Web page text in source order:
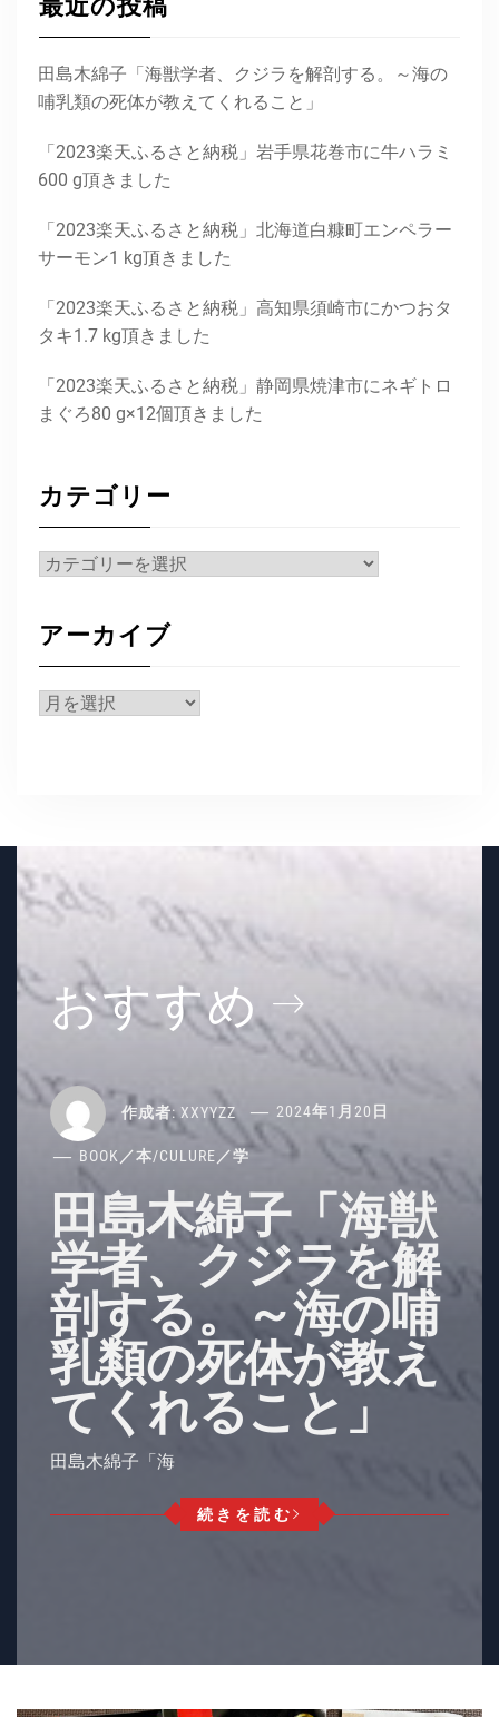
最近の投稿
田島木綿子「海獣学者、クジラを解剖する。～海の
哺乳類の死体が教えてくれること」
「2023楽天ふるさと納税」岩手県花巻市に牛ハラミ
600 g頂きました
「2023楽天ふるさと納税」北海道白糠町エンペラー
サーモン1 kg頂きました
「2023楽天ふるさと納税」高知県須崎市にかつおタ
タキ1.7 kg頂きました
「2023楽天ふるさと納税」静岡県焼津市にネギトロ
まぐろ80 g×12個頂きました
カテゴリー
カ
リ
ー
アーカイブ
ア
おすすめ
作成者:XXYYZZ 2024年1月20日
BOOK／本/CULURE／学
田島木綿子「海獣
学者、クジラを解
剖する。～海の哺
乳類の死体が教え
てくれること」
田島木綿子「海
続きを読む